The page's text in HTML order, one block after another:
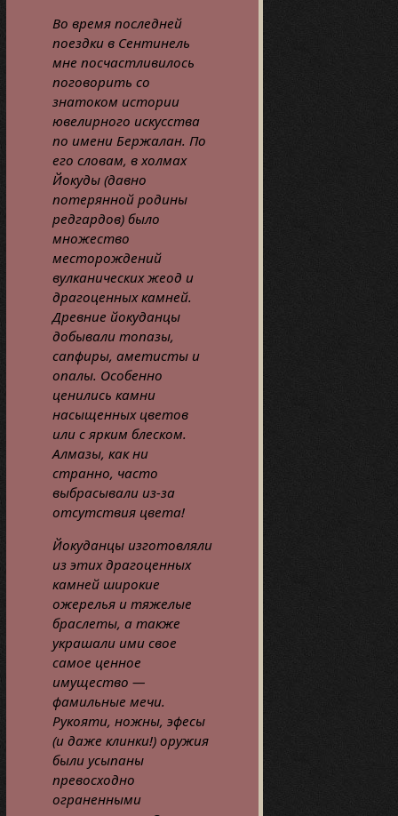
Во время последней
поездки в Сентинель
мне посчастливилось
поговорить со
знатоком истории
ювелирного искусства
по имени Бержалан. По
его словам, в холмах
Йокуды (давно
потерянной родины
редгардов) было
множество
месторождений
вулканических жеод и
драгоценных камней.
Древние йокуданцы
добывали топазы,
сапфиры, аметисты и
опалы. Особенно
ценились камни
насыщенных цветов
или с ярким блеском.
Алмазы, как ни
странно, часто
выбрасывали из-за
отсутствия цвета!
Йокуданцы изготовляли
из этих драгоценных
камней широкие
ожерелья и тяжелые
браслеты, а также
украшали ими свое
самое ценное
имущество —
фамильные мечи.
Рукояти, ножны, эфесы
(и даже клинки!) оружия
были усыпаны
превосходно
ограненными